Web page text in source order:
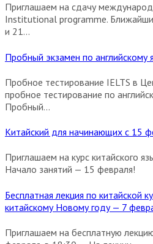
Приглашаем на сдачу
Institutional programme.
и 21...
Пробный экзамен по английскому
Пробное тестирование IELTS в
пробное тестирование по
Пробный...
Китайский для начинающих с 15
Приглашаем на курс китайского
Начало занятий — 15 февраля!
Бесплатная лекция по китайской
китайскому Новому году — 7
Приглашаем на бесплатную